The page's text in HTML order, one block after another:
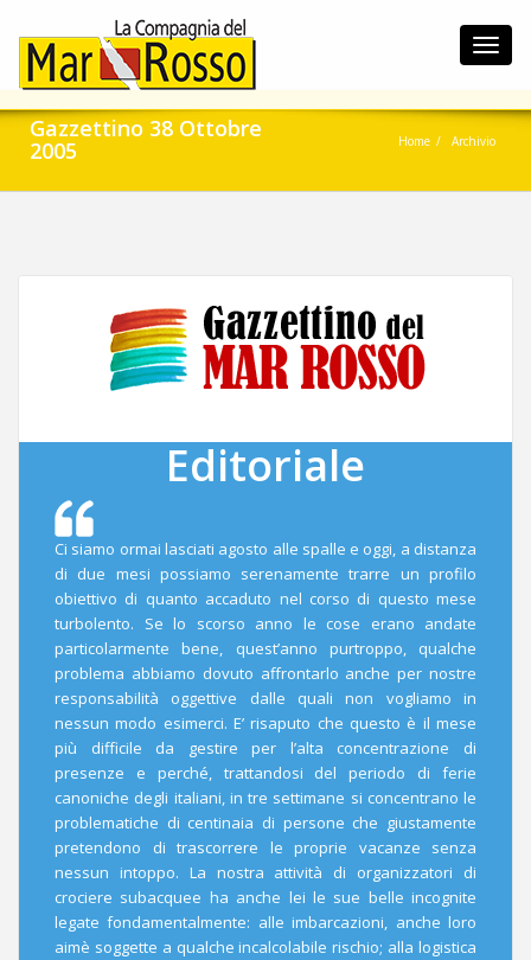
Gazzettino 38 Ottobre
2005 Home Archivio
Editoriale
Ci siamo ormai lasciati agosto alle spalle e oggi, a distanza
di due mesi possiamo serenamente trarre un profilo
obiettivo di quanto accaduto nel corso di questo mese
turbolento. Se lo scorso anno le cose erano andate
particolarmente bene, quest’anno purtroppo, qualche
problema abbiamo dovuto affrontarlo anche per nostre
responsabilità oggettive dalle quali non vogliamo in
nessun modo esimerci. E’ risaputo che questo è il mese
più difficile da gestire per l’alta concentrazione di
presenze e perché, trattandosi del periodo di ferie
canoniche degli italiani, in tre settimane si concentrano le
problematiche di centinaia di persone che giustamente
pretendono di trascorrere le proprie vacanze senza
nessun intoppo. La nostra attività di organizzatori di
crociere subacquee ha anche lei le sue belle incognite
legate fondamentalmente: alle imbarcazioni, anche loro
aimè soggette a qualche incalcolabile rischio; alla logistica